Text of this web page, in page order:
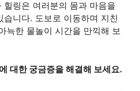
힐링은 여러분의 몸과 마음을
습니다. 도보로 이동하며 지친
늑한 물놀이 시간을 만끽해 보
대한 궁금증을 해결해 보세요.